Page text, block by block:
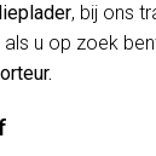
, bij ons
u op zoek